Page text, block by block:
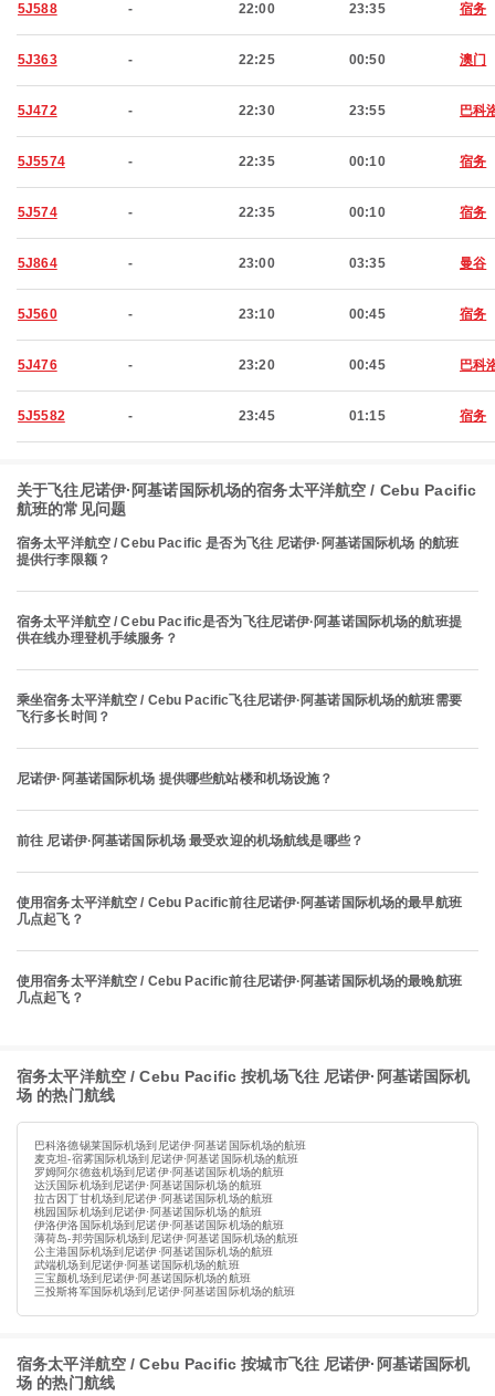
5J588 - 22:00 23:35 宿务
5J363 - 22:25 00:50 澳门
5J472 - 22:30 23:55 巴科
5J5574 - 22:35 00:10 宿务
5J574 - 22:35 00:10 宿务
5J864 - 23:00 03:35 曼谷
5J560 - 23:10 00:45 宿务
5J476 - 23:20 00:45 巴科
5J5582 - 23:45 01:15 宿务
关于飞往尼诺伊·阿基诺国际机场的宿务太平洋航空 / Cebu Pacific
航班的常见问题
宿务太平洋航空 / Cebu Pacific 是否为飞往 尼诺伊·阿基诺国际机场 的航班
提供行李限额？
宿务太平洋航空 / Cebu Pacific是否为飞往尼诺伊·阿基诺国际机场的航班提
供在线办理登机手续服务？
乘坐宿务太平洋航空 / Cebu Pacific飞往尼诺伊·阿基诺国际机场的航班需要
飞行多长时间？
尼诺伊·阿基诺国际机场 提供哪些航站楼和机场设施？
前往 尼诺伊·阿基诺国际机场 最受欢迎的机场航线是哪些？
使用宿务太平洋航空 / Cebu Pacific前往尼诺伊·阿基诺国际机场的最早航班
几点起飞？
使用宿务太平洋航空 / Cebu Pacific前往尼诺伊·阿基诺国际机场的最晚航班
几点起飞？
宿务太平洋航空 / Cebu Pacific 按机场飞往 尼诺伊·阿基诺国际机
场 的热门航线
巴科洛德锡莱国际机场到尼诺伊·阿基诺国际机场的航班
麦克坦-宿雾国际机场到尼诺伊·阿基诺国际机场的航班
罗姆阿尔德兹机场到尼诺伊·阿基诺国际机场的航班
达沃国际机场到尼诺伊·阿基诺国际机场的航班
拉古因丁甘机场到尼诺伊·阿基诺国际机场的航班
桃园国际机场到尼诺伊·阿基诺国际机场的航班
伊洛伊洛国际机场到尼诺伊·阿基诺国际机场的航班
薄荷岛-邦劳国际机场到尼诺伊·阿基诺国际机场的航班
公主港国际机场到尼诺伊·阿基诺国际机场的航班
武端机场到尼诺伊·阿基诺国际机场的航班
三宝颜机场到尼诺伊·阿基诺国际机场的航班
三投斯将军国际机场到尼诺伊·阿基诺国际机场的航班
宿务太平洋航空 / Cebu Pacific 按城市飞往 尼诺伊·阿基诺国际机
场 的热门航线